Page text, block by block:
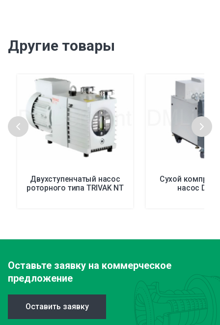
Другие товары
Двухступенчатый насос
роторного типа TRIVAK NT
Сухой
насос
Оставьте заявку на коммерческое
предложение
Оставить заявку